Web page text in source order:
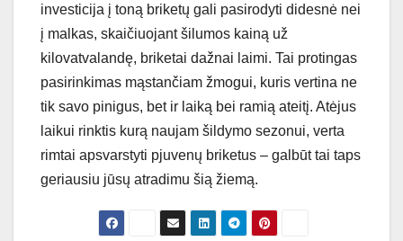
investicija į toną briketų gali pasirodyti didesnė nei
į malkas, skaičiuojant šilumos kainą už
kilovatvalandę, briketai dažnai laimi. Tai protingas
pasirinkimas mąstančiam žmogui, kuris vertina ne
tik savo pinigus, bet ir laiką bei ramią ateitį. Atėjus
laikui rinktis kurą naujam šildymo sezonui, verta
rimtai apsvarstyti pjuvenų briketus – galbūt tai taps
geriausiu jūsų atradimu šią žiemą.